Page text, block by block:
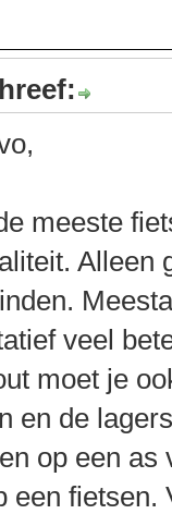
meeste
Alleen
veel
moet je
en de
op een
een